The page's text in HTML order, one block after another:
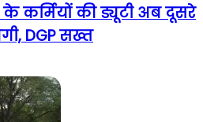
के कर्मियों की ड्यूटी अब दूसरे
DGP सख्त